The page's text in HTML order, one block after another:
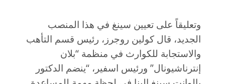
وتعليقاً على تعيين سينغ في هذا المنصب
الجديد، قال كولين روجرز، رئيس قسم التأهب
والاستجابة للكوارث في منظمة “بلان
إنترناشيونال” ورئيس اسفير، “ينضم الدكتور